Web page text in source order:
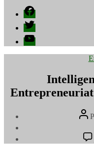
Facebook
Twitter
YouTube
de